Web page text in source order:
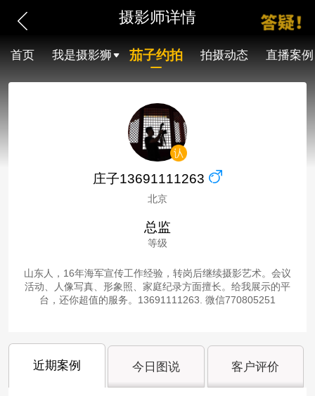
摄影师详情
首页 我是摄影狮 茄子约拍 拍摄动态 直播案例
庄子13691111263
北京
总监
等级
山东人，16年海军宣传工作经验，转岗后继续摄影艺术。会议
活动、人像写真、形象照、家庭纪录方面擅长。给我展示的平
台，还你超值的服务。13691111263. 微信770805251
近期案例 今日图说 客户评价